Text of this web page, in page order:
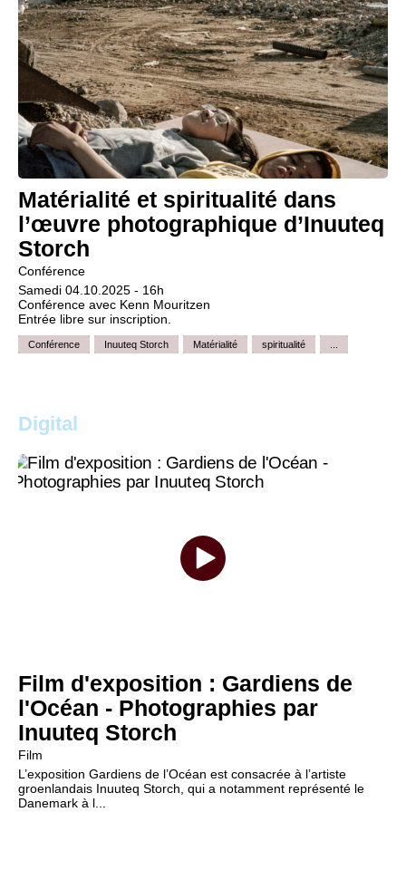
Matérialité et spiritualité dans
l’œuvre photographique d’Inuuteq
Storch
Conférence
Samedi 04.10.2025 - 16h
Conférence avec Kenn Mouritzen
Entrée libre sur inscription.
Conférence Inuuteq Storch Matérialité spiritualité
Digital
Film d'exposition : Gardiens de
l'Océan - Photographies par
Inuuteq Storch
Film
L’exposition Gardiens de l’Océan est consacrée à l’artiste
groenlandais Inuuteq Storch, qui a notamment représenté le
Danemark à l...